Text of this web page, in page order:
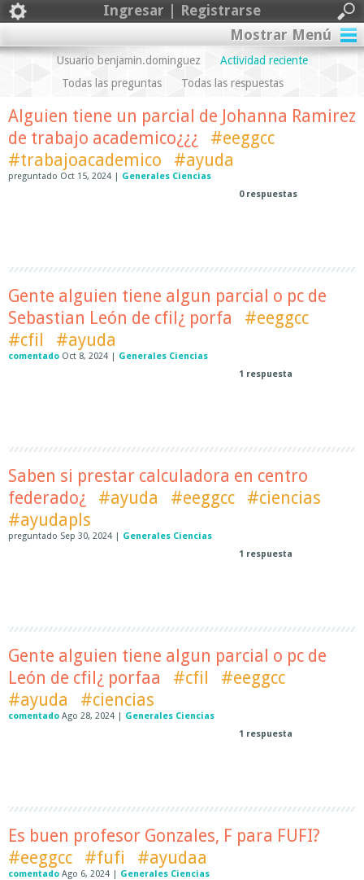
Ingresar | Registrarse
Mostrar Menú
Usuario benjamin.dominguez
Actividad reciente
Todas las preguntas
Todas las respuestas
Alguien tiene un parcial de Johanna Ramirez
de trabajo academico¿¿¿
#eeggcc
#trabajoacademico
#ayuda
preguntado Oct 15, 2024 | Generales Ciencias
0respuestas
Gente alguien tiene algun parcial o pc de
Sebastian León de cfil¿ porfa
#eeggcc
#cfil
#ayuda
comentado Oct 8, 2024 | Generales Ciencias
1 respuesta
Saben si prestar calculadora en centro
federado¿
#ayuda #eeggcc
#ciencias
#ayudapls
preguntado Sep 30, 2024 | Generales Ciencias
1 respuesta
Gente alguien tiene algun parcial o pc de
León de cfil¿ porfaa
#cfil
#eeggcc
#ayuda
#ciencias
comentado Ago 28, 2024 | Generales Ciencias
1 respuesta
Es buen profesor Gonzales, F para FUFI?
#eeggcc
#fufi #ayudaa
comentado Ago 6, 2024 | Generales Ciencias